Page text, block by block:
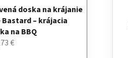
doska na krájanie
Bastard – krájacia
na BBQ
€